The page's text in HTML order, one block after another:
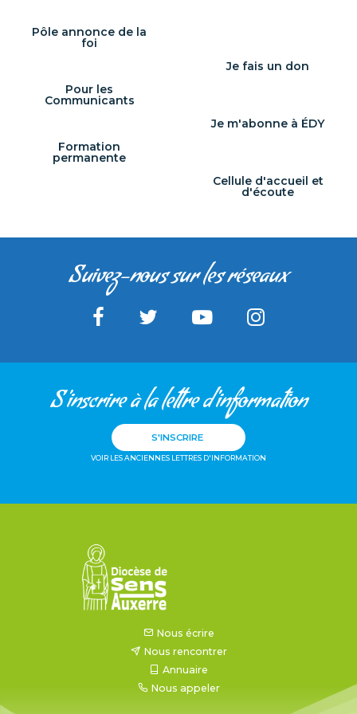
Pôle annonce de la
foi
Je fais un don
Pour les
Communicants
Je m'abonne à ÉDY
Formation
permanente
Cellule d'accueil et
d'écoute
Suivez-nous sur les réseaux
S'inscrire à la lettre d'information
S'INSCRIRE
VOIR LES ANCIENNES LETTRES D'INFORMATION
Nous écrire
Nous rencontrer
Annuaire
Nous appeler